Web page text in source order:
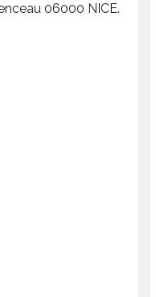
06000 NICE.